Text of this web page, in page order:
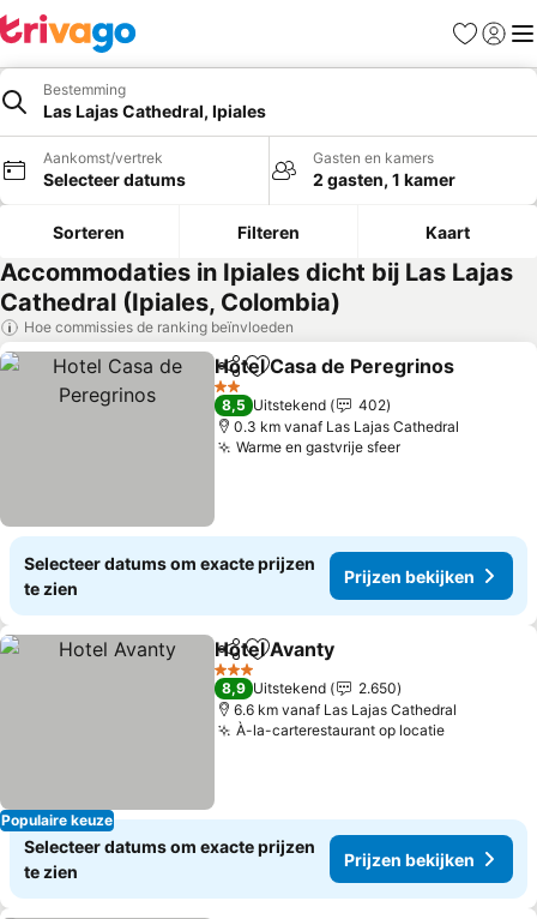
Favorieten
Bestemming
Las Lajas Cathedral, Ipiales
Aankomst/vertrek
Selecteer datums
Gasten en kamers
2 gasten, 1 kamer
Sorteren Filteren Kaart
Accommodaties in Ipiales dicht bij Las Lajas
Cathedral (Ipiales, Colombia)
Hoe commissies de ranking beïnvloeden
DelenToevoegen aan favorieten
Hotel Casa de Peregrinos
2 Sterren
8,5 Uitstekend
402
0.3 km vanaf Las Lajas Cathedral
Warme en gastvrije sfeer
Selecteer datums om exacte prijzen
te zien
Prijzen bekijken
Populaire keuze
DelenToevoegen aan favorieten
Hotel Avanty
3 Sterren
8,9 Uitstekend
2.650
6.6 km vanaf Las Lajas Cathedral
À-la-carterestaurant op locatie
Selecteer datums om exacte prijzen
te zien
Prijzen bekijken